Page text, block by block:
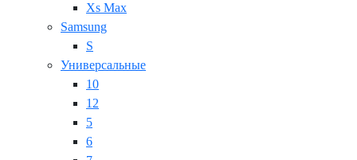
Xs Max
Samsung
S
Универсальные
10
12
5
6